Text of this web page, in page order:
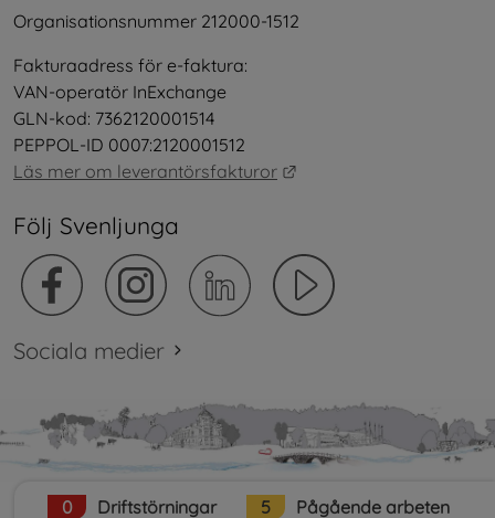
Organisationsnummer 212000-1512
Fakturaadress för e-faktura:
VAN-operatör InExchange
GLN-kod: 7362120001514
PEPPOL-ID 0007:2120001512
Läs mer om leverantörsfakturor
Följ Svenljunga
Sociala medier
0 Driftstörningar 5 Pågående arbeten